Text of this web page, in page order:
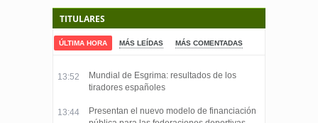
TITULARES
ÚLTIMA HORA MÁS LEÍDAS MÁS COMENTADAS
13:52
Mundial de Esgrima: resultados de los
tiradores españoles
13:44
Presentan el nuevo modelo de financiación